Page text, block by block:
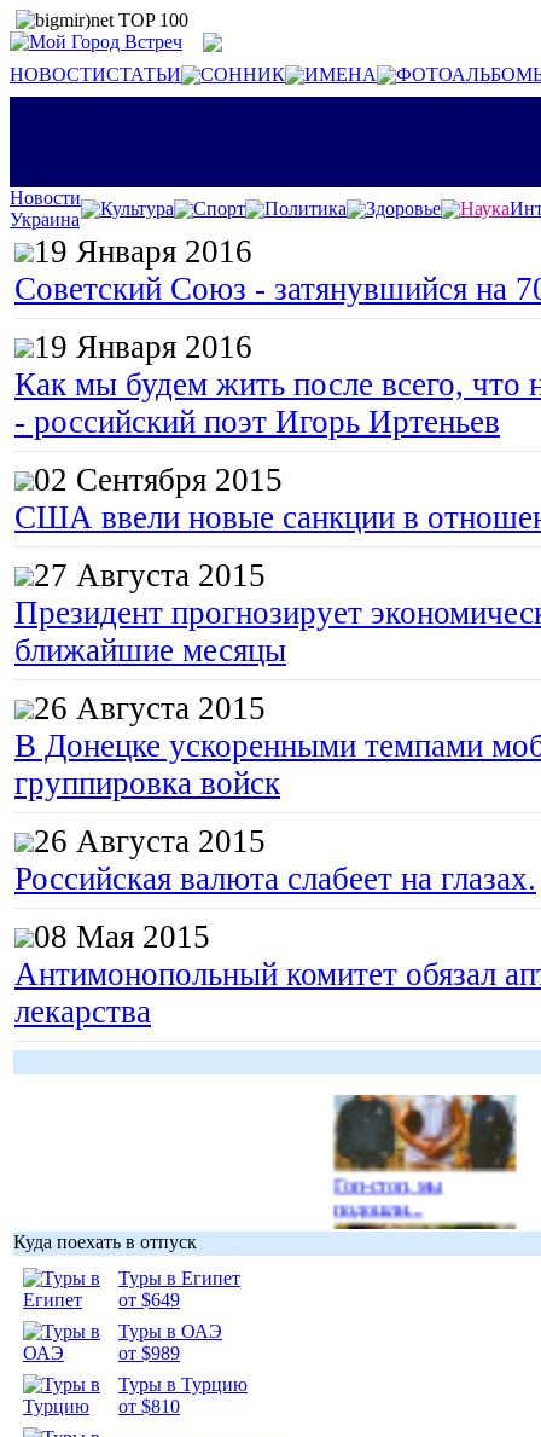
НОВОСТИСТАТЬИ СОННИК ИМЕНА
Новости
Украина
Культура Спорт Политика Здоровье Наука
19 Января 2016
Советский Союз - затянувшийся на
19 Января 2016
Как мы будем жить после всего, что
- российский поэт Игорь Иртеньев
02 Сентября 2015
США ввели новые санкции в
27 Августа 2015
Президент прогнозирует
ближайшие месяцы
26 Августа 2015
В Донецке ускоренными темпами
группировка войск
26 Августа 2015
Российская валюта слабеет на глазах.
08 Мая 2015
Антимонопольный комитет обязал
лекарства
Гоп-стоп, мы
подошли...
Куда поехать в отпуск
Туры в Египет
от $649
Туры в ОАЭ
от $989
Туры в Турцию
от $810